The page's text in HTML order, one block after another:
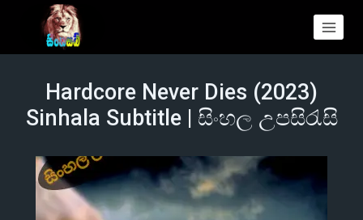
Hardcore Never Dies (2023)
Sinhala Subtitle | සිංහල උපසිරැසි